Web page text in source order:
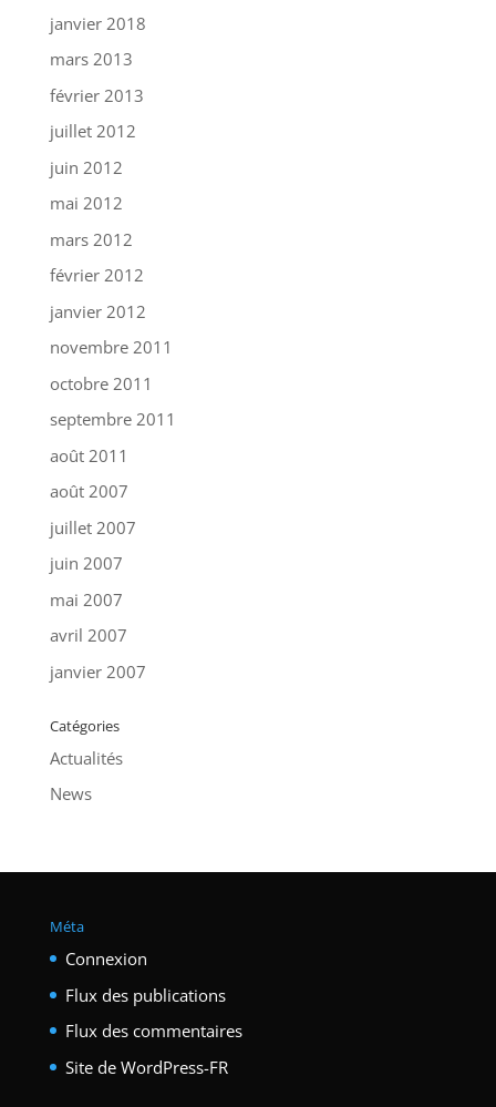
janvier 2018
mars 2013
février 2013
juillet 2012
juin 2012
mai 2012
mars 2012
février 2012
janvier 2012
novembre 2011
octobre 2011
septembre 2011
août 2011
août 2007
juillet 2007
juin 2007
mai 2007
avril 2007
janvier 2007
Catégories
Actualités
News
Méta
Connexion
Flux des publications
Flux des commentaires
Site de WordPress-FR